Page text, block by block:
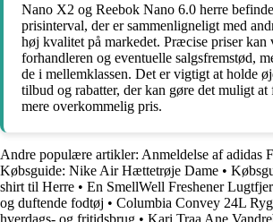
Nano X2 og Reebok Nano 6.0 herre
prisinterval, der er sammenligneligt med
høj kvalitet på markedet. Præcise priser
forhandleren og eventuelle salgsfremstød,
de i mellemklassen. Det er vigtigt at holde
tilbud og rabatter, der kan gøre det muligt at
mere overkommelig pris.
Andre populære artikler: Anmeldelse af adidas
Købsguide: Nike Air Hættetrøje Dame •
shirt til Herre • En SmellWell Freshener
og duftende fodtøj • Columbia Convey 24L
hverdags- og fritidsbrug • Kari Traa Ane